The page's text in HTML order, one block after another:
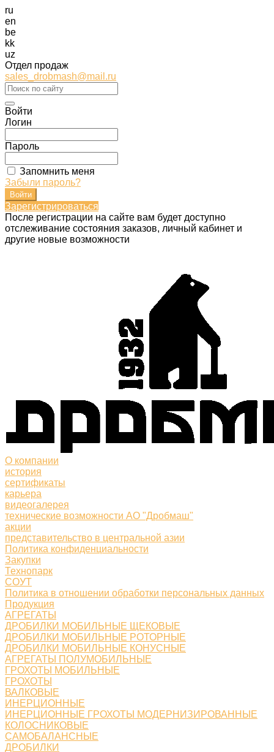
ru
en
be
kk
uz
Отдел продаж
sales_drobmash@mail.ru
Войти
Логин
Пароль
Запомнить меня
Забыли пароль?
Зарегистрироваться
После регистрации на сайте вам будет доступно
отслеживание состояния заказов, личный кабинет и
другие новые возможности
О компании
история
сертификаты
карьера
видеогалерея
технические возможности АО "Дробмаш"
акции
представительство в центральной азии
Политика конфиденциальности
Закупки
Технопарк
СОУТ
Политика в отношении обработки персональных данных
Продукция
АГРЕГАТЫ
ДРОБИЛКИ МОБИЛЬНЫЕ ЩЕКОВЫЕ
ДРОБИЛКИ МОБИЛЬНЫЕ РОТОРНЫЕ
ДРОБИЛКИ МОБИЛЬНЫЕ КОНУСНЫЕ
АГРЕГАТЫ ПОЛУМОБИЛЬНЫЕ
ГРОХОТЫ МОБИЛЬНЫЕ
ГРОХОТЫ
ВАЛКОВЫЕ
ИНЕРЦИОННЫЕ
ИНЕРЦИОННЫЕ ГРОХОТЫ МОДЕРНИЗИРОВАННЫЕ
КОЛОСНИКОВЫЕ
САМОБАЛАНСНЫЕ
ДРОБИЛКИ